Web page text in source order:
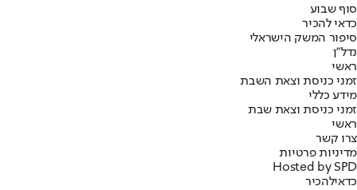
סוף שבוע
כדאי להכיר
סיפור המשק הישראלי
נדל"ן
ראשי
זמני כניסת וצאת השבת
מידע כללי
זמני כניסת וצאת שבת
ראשי
צרו קשר
מדיניות פרטיות
Hosted by SPD
כדאילהכיר